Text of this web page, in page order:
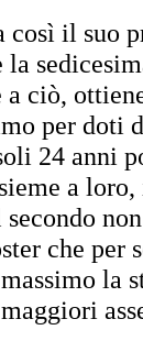
così il suo
la
a ciò,
per doti
24 anni
a
che per
la